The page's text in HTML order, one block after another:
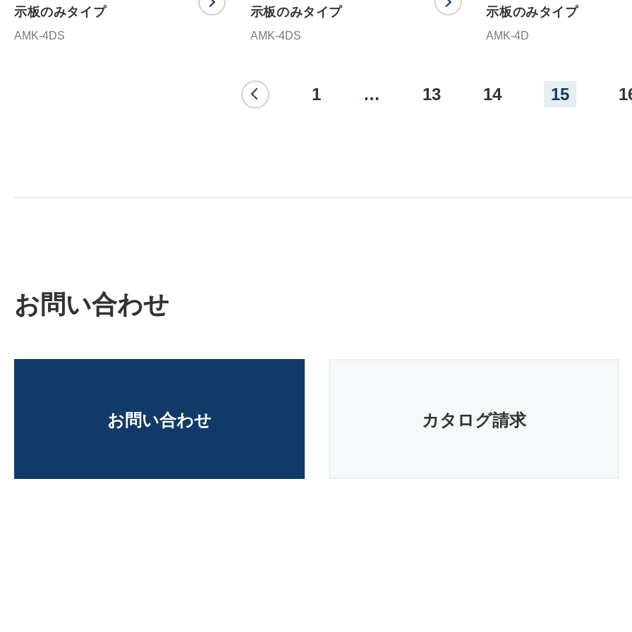
示板のみタイプ
AMK-4DS
示板のみタイプ
AMK-4DS
示板のみタイプ
AMK-4D
< 1 … 13 14 15
お問い合わせ
お問い合わせ カタログ請求